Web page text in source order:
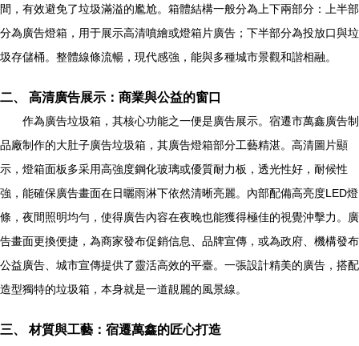
間，有效避免了垃圾滿溢的尷尬。箱體結構一般分為上下兩部分：上半部
分為廣告燈箱，用于展示高清噴繪或燈箱片廣告；下半部分為投放口與垃
圾存儲桶。整體線條流暢，現代感強，能與多種城市景觀和諧相融。
二、 高清廣告展示：商業與公益的窗口
作為廣告垃圾箱，其核心功能之一便是廣告展示。宿遷市萬鑫廣告制
品廠制作的大肚子廣告垃圾箱，其廣告燈箱部分工藝精湛。高清圖片顯
示，燈箱面板多采用高強度鋼化玻璃或優質耐力板，透光性好，耐候性
強，能確保廣告畫面在日曬雨淋下依然清晰亮麗。內部配備高亮度LED燈
條，夜間照明均勻，使得廣告內容在夜晚也能獲得極佳的視覺沖擊力。廣
告畫面更換便捷，為商家發布促銷信息、品牌宣傳，或為政府、機構發布
公益廣告、城市宣傳提供了靈活高效的平臺。一張設計精美的廣告，搭配
造型獨特的垃圾箱，本身就是一道靚麗的風景線。
三、 材質與工藝：宿遷萬鑫的匠心打造